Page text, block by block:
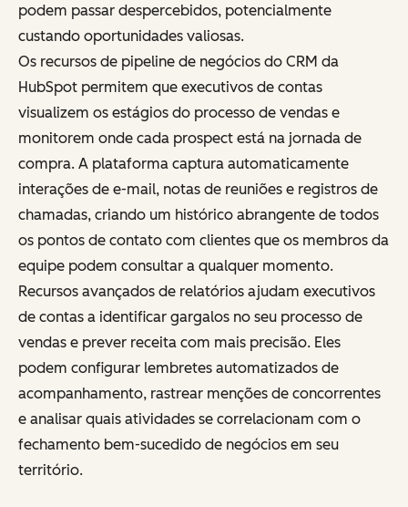
podem passar despercebidos, potencialmente
custando oportunidades valiosas.
Os recursos de pipeline de negócios do CRM da
HubSpot permitem que executivos de contas
visualizem os estágios do processo de vendas e
monitorem onde cada prospect está na jornada de
compra. A plataforma captura automaticamente
interações de e-mail, notas de reuniões e registros de
chamadas, criando um histórico abrangente de todos
os pontos de contato com clientes que os membros da
equipe podem consultar a qualquer momento.
Recursos avançados de relatórios ajudam executivos
de contas a identificar gargalos no seu processo de
vendas e prever receita com mais precisão. Eles
podem configurar lembretes automatizados de
acompanhamento, rastrear menções de concorrentes
e analisar quais atividades se correlacionam com o
fechamento bem-sucedido de negócios em seu
território.